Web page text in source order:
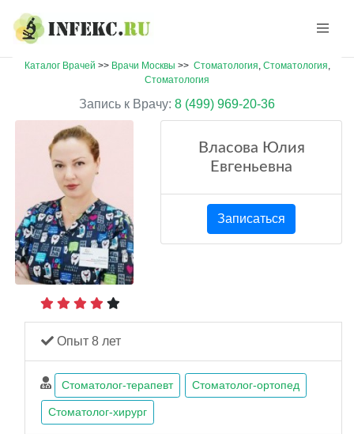
Каталог Врачей >> Врачи Москвы >> Стоматология, Стоматология,
Стоматология
Запись к Врачу: 8 (499) 969-20-36
Власова Юлия
Евгеньевна
Записаться
Опыт 8 лет
Стоматолог-терапевт Стоматолог-ортопед
Стоматолог-хирург